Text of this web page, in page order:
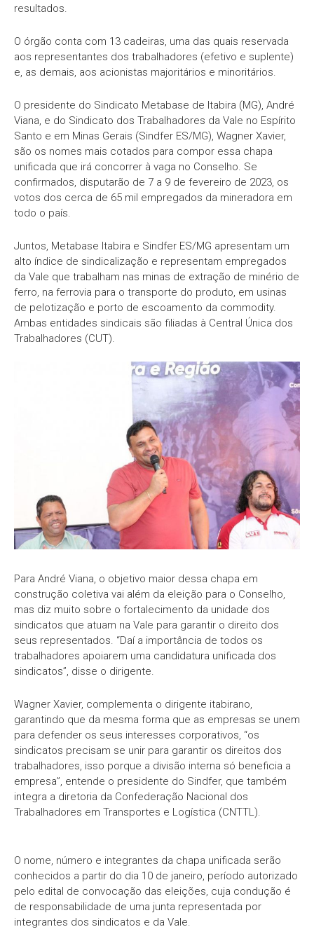
resultados.
O órgão conta com 13 cadeiras, uma das quais reservada
aos representantes dos trabalhadores (efetivo e suplente)
e, as demais, aos acionistas majoritários e minoritários.
O presidente do Sindicato Metabase de Itabira (MG), André
Viana, e do Sindicato dos Trabalhadores da Vale no Espírito
Santo e em Minas Gerais (Sindfer ES/MG), Wagner Xavier,
são os nomes mais cotados para compor essa chapa
unificada que irá concorrer à vaga no Conselho. Se
confirmados, disputarão de 7 a 9 de fevereiro de 2023, os
votos dos cerca de 65 mil empregados da mineradora em
todo o país.
Juntos, Metabase Itabira e Sindfer ES/MG apresentam um
alto índice de sindicalização e representam empregados
da Vale que trabalham nas minas de extração de minério de
ferro, na ferrovia para o transporte do produto, em usinas
de pelotização e porto de escoamento da commodity.
Ambas entidades sindicais são filiadas à Central Única dos
Trabalhadores (CUT).
Para André Viana, o objetivo maior dessa chapa em
construção coletiva vai além da eleição para o Conselho,
mas diz muito sobre o fortalecimento da unidade dos
sindicatos que atuam na Vale para garantir o direito dos
seus representados. “Daí a importância de todos os
trabalhadores apoiarem uma candidatura unificada dos
sindicatos”, disse o dirigente.
Wagner Xavier, complementa o dirigente itabirano,
garantindo que da mesma forma que as empresas se unem
para defender os seus interesses corporativos, “os
sindicatos precisam se unir para garantir os direitos dos
trabalhadores, isso porque a divisão interna só beneficia a
empresa”, entende o presidente do Sindfer, que também
integra a diretoria da Confederação Nacional dos
Trabalhadores em Transportes e Logística (CNTTL).
O nome, número e integrantes da chapa unificada serão
conhecidos a partir do dia 10 de janeiro, período autorizado
pelo edital de convocação das eleições, cuja condução é
de responsabilidade de uma junta representada por
integrantes dos sindicatos e da Vale.